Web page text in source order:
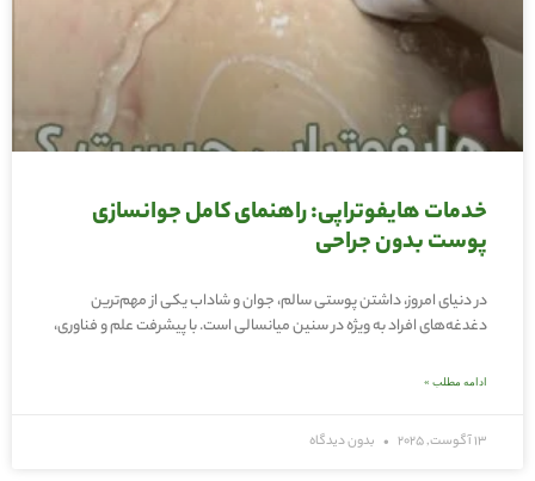
خدمات هایفوتراپی: راهنمای کامل جوانسازی
پوست بدون جراحی
در دنیای امروز، داشتن پوستی سالم، جوان و شاداب یکی از مهم‌ترین
دغدغه‌های افراد به ویژه در سنین میانسالی است. با پیشرفت علم و فناوری،
ادامه مطلب »
13 آگوست, 2025 بدون دیدگاه